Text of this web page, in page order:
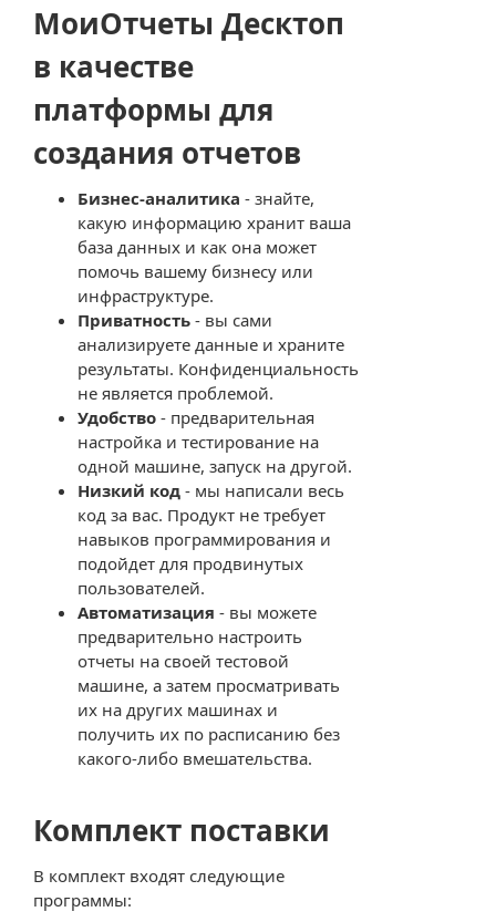
МоиОтчеты Десктоп
в качестве
платформы для
создания отчетов
Бизнес-аналитика - знайте,
какую информацию хранит ваша
база данных и как она может
помочь вашему бизнесу или
инфраструктуре.
Приватность - вы сами
анализируете данные и храните
результаты. Конфиденциальность
не является проблемой.
Удобство - предварительная
настройка и тестирование на
одной машине, запуск на другой.
Низкий код - мы написали весь
код за вас. Продукт не требует
навыков программирования и
подойдет для продвинутых
пользователей.
Автоматизация - вы можете
предварительно настроить
отчеты на своей тестовой
машине, а затем просматривать
их на других машинах и
получить их по расписанию без
какого-либо вмешательства.
Комплект поставки
В комплект входят следующие
программы: